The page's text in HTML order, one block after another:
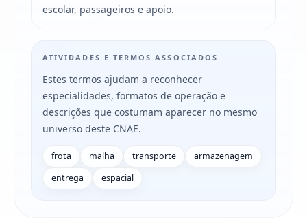
escolar, passageiros e apoio.
ATIVIDADES E TERMOS ASSOCIADOS
Estes termos ajudam a reconhecer
especialidades, formatos de operação e
descrições que costumam aparecer no mesmo
universo deste CNAE.
frota malha transporte
armazenagem
entrega
espacial